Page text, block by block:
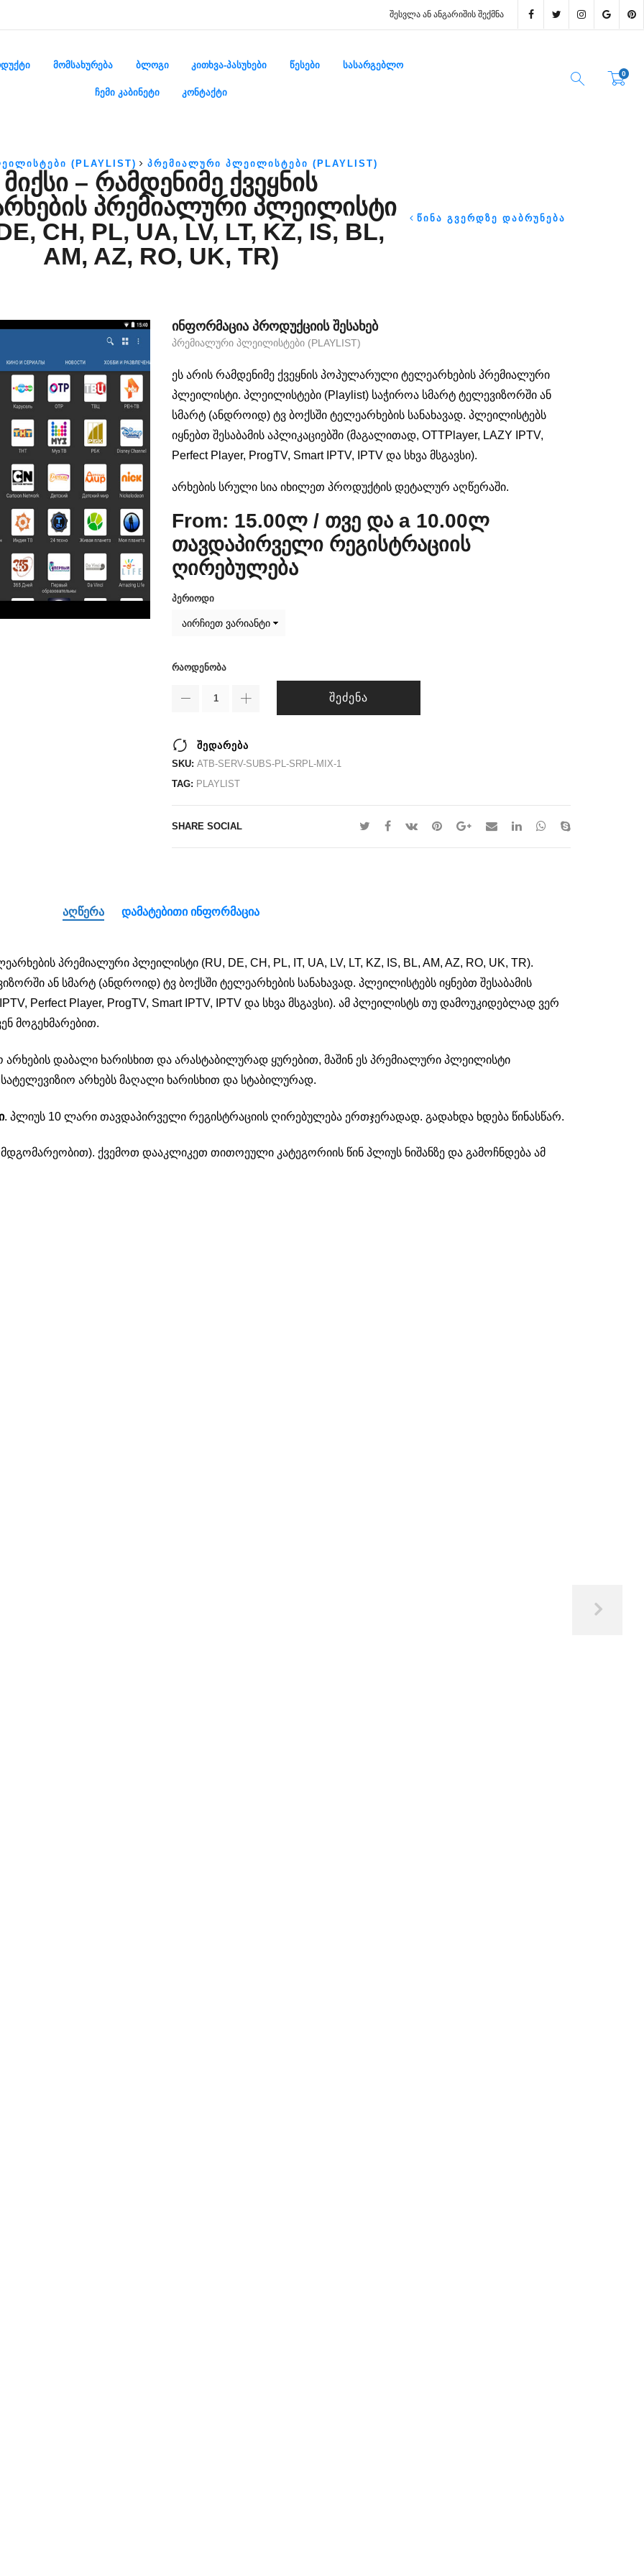
ᲨᲔᲡᲕᲚᲐ ᲐᲜ ᲐᲜᲒᲐᲠᲘᲨᲘᲡ ᲨᲔᲥᲛᲜᲐ
ᲛᲝᲛᲡᲐᲮᲣᲠᲔᲑᲐ ᲑᲚᲝᲒᲘ ᲙᲘᲗᲮᲕᲐ-ᲞᲐᲡᲣᲮᲔᲑᲘ ᲬᲔᲡᲔᲑᲘ ᲡᲐᲡᲐᲠᲒᲔᲑᲚᲝ
ᲩᲔᲛᲘ ᲙᲐᲑᲘᲜᲔᲢᲘ ᲙᲝᲜᲢᲐᲥᲢᲘ
0
(PLAYLIST) ᲞᲠᲔᲛᲘᲐᲚᲣᲠᲘ ᲞᲚᲔᲘᲚᲘᲡᲢᲔᲑᲘ (PLAYLIST)
ᲛᲘᲥᲡᲘ – ᲠᲐᲛᲓᲔᲜᲘᲛᲔ ᲥᲕᲔᲧᲜᲘᲡ
ᲞᲠᲔᲛᲘᲐᲚᲣᲠᲘ ᲞᲚᲔᲘᲚᲘᲡᲢᲘ
CH, PL, UA, LV, LT, KZ, IS, BL,
AM, AZ, RO, UK, TR)
ᲬᲘᲜᲐ ᲒᲕᲔᲠᲓᲖᲔ ᲓᲐᲑᲠᲣᲜᲔᲑᲐ
ᲘᲜᲤᲝᲠᲛᲐᲪᲘᲐ ᲞᲠᲝᲓᲣᲥᲪᲘᲘᲡ ᲨᲔᲡᲐᲮᲔᲑ
ᲞᲠᲔᲛᲘᲐᲚᲣᲠᲘ ᲞᲚᲔᲘᲚᲘᲡᲢᲔᲑᲘ (PLAYLIST)
ეს არის რამდენიმე ქვეყნის პოპულარული ტელეარხების პრემიალური
პლეილისტი. პლეილისტები (Playlist) საჭიროა სმარტ ტელევიზორში ან
სმარტ (ანდროიდ) ტვ ბოქსში ტელეარხების სანახავად. პლეილისტებს
იყნებთ შესაბამის აპლიკაციებში (მაგალითად, OTTPlayer, LAZY IPTV,
Perfect Player, ProgTV, Smart IPTV, IPTV და სხვა მსგავსი).
არხების სრული სია იხილეთ პროდუქტის დეტალურ აღწერაში.
From: 15.00ლ / თვე და a 10.00ლ
თავდაპირველი რეგისტრაციის
ღირებულება
ᲞᲔᲠᲘᲝᲓᲘ
ᲠᲐᲝᲓᲔᲜᲝᲑᲐ
ᲨᲔᲫᲔᲜᲐ
შედარება
SKU: ATB-SERV-SUBS-PL-SRPL-MIX-1
TAG: PLAYLIST
SHARE SOCIAL
ᲐᲦᲬᲔᲠᲐ ᲓᲐᲛᲐᲢᲔᲑᲘᲗᲘ ᲘᲜᲤᲝᲠᲛᲐᲪᲘᲐ
პრემიალური პლეილისტი (RU, DE, CH, PL, IT, UA, LV, LT, KZ, IS, BL, AM, AZ, RO, UK, TR).
ან სმარტ (ანდროიდ) ტვ ბოქსში ტელეარხების სანახავად. პლეილისტებს იყნებთ შესაბამის
Perfect Player, ProgTV, Smart IPTV, IPTV და სხვა მსგავსი). ამ პლეილისტს თუ დამოუკიდებლად ვერ
მოგეხმარებით.
დაბალი ხარისხით და არასტაბილურად ყურებით, მაშინ ეს პრემიალური პლეილისტი
სატელევიზიო არხებს მაღალი ხარისხით და სტაბილურად.
. პლიუს 10 ლარი თავდაპირველი რეგისტრაციის ღირებულება ერთჯერადად. გადახდა ხდება წინასწარ.
ქვემოთ დააკლიკეთ თითოეული კატეგორიის წინ პლიუს ნიშანზე და გამოჩნდება ამ